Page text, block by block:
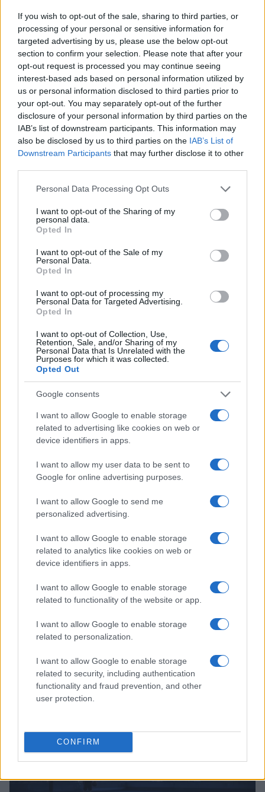
If you wish to opt-out of the sale, sharing to third parties, or
processing of your personal or sensitive information for
targeted advertising by us, please use the below opt-out
section to confirm your selection. Please note that after your
opt-out request is processed you may continue seeing
interest-based ads based on personal information utilized by
us or personal information disclosed to third parties prior to
your opt-out. You may separately opt-out of the further
disclosure of your personal information by third parties on the
IAB’s list of downstream participants. This information may
also be disclosed by us to third parties on the IAB’s List of
Downstream Participants that may further disclose it to other
Please note that this website/app uses one or more Google
not limited to your visit or usage behaviour. You may click to
grant or deny consent to Google and its third-party tags to
use your data for below specified purposes in below Google
consent section.
Personal Data Processing Opt Outs
I want to opt-out of the Sharing of my
personal data.
Opted In
I want to opt-out of the Sale of my
Personal Data.
Opted In
I want to opt-out of processing my
Personal Data for Targeted Advertising.
Opted In
I want to opt-out of Collection, Use,
Retention, Sale, and/or Sharing of my
Personal Data that Is Unrelated with the
Purposes for which it was collected.
Opted Out
Google consents
I want to allow Google to enable storage
related to advertising like cookies on web or
device identifiers in apps.
I want to allow my user data to be sent to
Google for online advertising purposes.
I want to allow Google to send me
personalized advertising.
I want to allow Google to enable storage
related to analytics like cookies on web or
device identifiers in apps.
I want to allow Google to enable storage
related to functionality of the website or app.
I want to allow Google to enable storage
related to personalization.
I want to allow Google to enable storage
related to security, including authentication
functionality and fraud prevention, and other
user protection.
CONFIRM
cominciando un periodo di rinnovamento, dopo i
ritiri dei vari campioni.Infatti nelle stagioni coi
bianconeri DeRozan non ha mai potuto
realmente competere ai Playoff.
AUTORE
Redazione Sportmagazine
Continua a leggere
BASKET
Pallacanestro Trieste: Cassinerio e Della Rosa nello
Andrea Conforti · 10 Ago 2026